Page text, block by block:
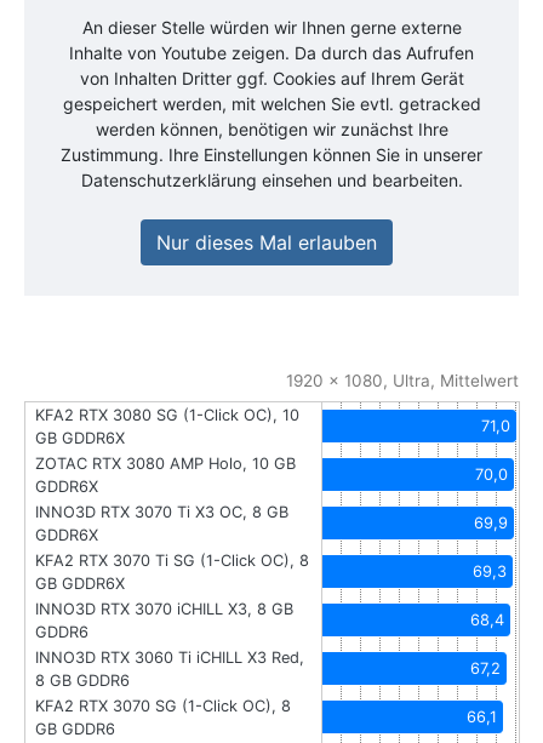
An dieser Stelle würden wir Ihnen gerne externe
Inhalte von Youtube zeigen. Da durch das Aufrufen
von Inhalten Dritter ggf. Cookies auf Ihrem Gerät
gespeichert werden, mit welchen Sie evtl. getracked
werden können, benötigen wir zunächst Ihre
Zustimmung. Ihre Einstellungen können Sie in unserer
Datenschutzerklärung einsehen und bearbeiten.
Nur dieses Mal erlauben
1920 x 1080, Ultra, Mittelwert
KFA2 RTX 3080 SG (1-Click OC), 10
GB GDDR6X
71,0
ZOTAC RTX 3080 AMP Holo, 10 GB
GDDR6X
70,0
INNO3D RTX 3070 Ti X3 OC, 8 GB
GDDR6X
69,9
KFA2 RTX 3070 Ti SG (1-Click OC), 8
GB GDDR6X
69,3
INNO3D RTX 3070 iCHILL X3, 8 GB
GDDR6
68,4
INNO3D RTX 3060 Ti iCHILL X3 Red,
8 GB GDDR6
67,2
KFA2 RTX 3070 SG (1-Click OC), 8
GB GDDR6
66,1